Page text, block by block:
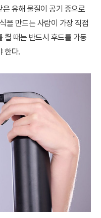
유해 물질이 공기 중으로
을 만드는 사람이 가장 직접
켤 때는 반드시 후드를 가동
한다.